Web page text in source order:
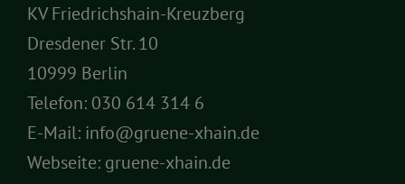
KV Friedrichshain-Kreuzberg
Dresdener Str. 10
10999 Berlin
Telefon: 030 614 314 6
E-Mail: info@gruene-xhain.de
Webseite: gruene-xhain.de